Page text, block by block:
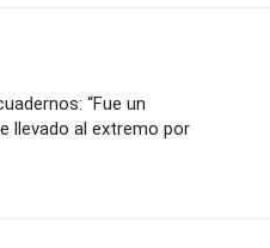
“Fue un
llevado al extremo por